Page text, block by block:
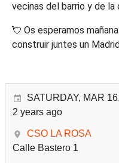
vecinas del barrio y de la
💘 Os esperamos
construir juntes un
SATURDAY, MAR
2 years ago
CSO LA ROSA
Calle Bastero 1